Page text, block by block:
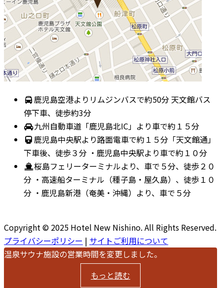
鹿児島空港よりリムジンバスで約50分 天文館バス
停下車、徒歩約3分
九州自動車道「鹿児島北IC」より車で約１５分
鹿児島中央駅より路面電車で約１５分「天文館通」
下車後、徒歩３分 ・鹿児島中央駅より車で約１０分
桜島フェリーターミナルより、車で５分、徒歩２０
分 ・高速船ターミナル（種子島・屋久島）、徒歩１０
分 ・鹿児島新港（奄美・沖縄）より、車で５分
Copyright © 2025 Hotel New Nishino. All Rights Reserved.
プライバシーポリシー | サイトご利用について
温泉サウナ施設の営業時間を変更しました。
もっと読む